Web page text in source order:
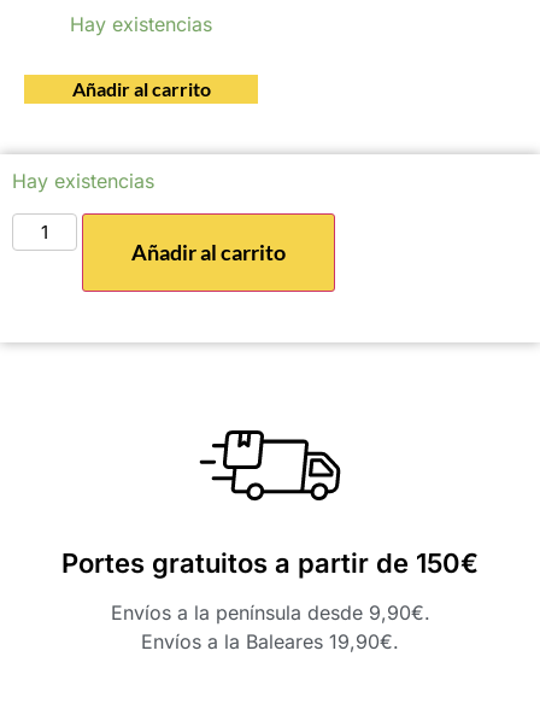
Hay existencias
Añadir al carrito
Hay existencias
Añadir al carrito
Portes gratuitos a partir de 150€
Envíos a la península desde 9,90€.
Envíos a la Baleares 19,90€.